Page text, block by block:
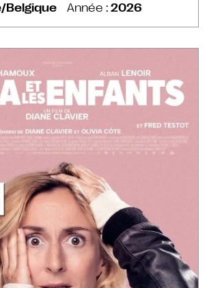
Belgique Année : 2026